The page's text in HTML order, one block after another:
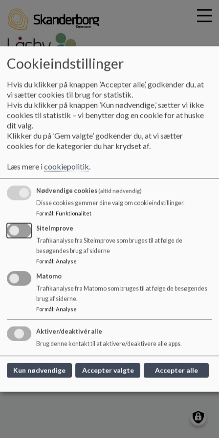
i
laasby-skole
Kontakt Skolebestyrelsen
Om arbejdet i
skolebestyrelsen
Om arbejdet i skolebestyrelsen
Præsentation fra skolebestyrelsen 2019-2020 kan ses i PDF
Dokumenter
Præsentation fra skolebestyrelsen 2019-2020.pdf
Låsby Skole
Skolevej 10, 8670 Låsby
laasbyskole@skanderborg.dk
+45 87942750
5798005707301
Sitemap
Cookie politik
Cookieindstillinger
Hvis du klikker på knappen ’Accepter alle’, godkender du, at
vi sætter cookies til brug for statistik.
Hvis du klikker på knappen ’Kun nødvendige,’ sætter vi ikke
cookies til statistik – vi benytter dog en cookie for at huske
dit valg.
Klikker du på ’Gem valgte’ godkender du, at vi sætter
cookies for de kategorier du har krydset af.
Læs mere icookiepolitik.
Nødvendige cookies(altid nødvendig)
Disse cookies gemmer dine valg om cookieindstillinger.
Formål: Funktionalitet
SiteImprove
Trafikanalyse fra Siteimprove som bruges til at følge de
besøgendes brug af siderne
Formål: Analyse
Matomo
Trafikanalyse fra Matomo som bruges til at følge de besøgendes
brug af siderne.
Formål: Analyse
Aktiver/deaktivér alle
Brug denne kontakt til at aktivere/deaktivere alle apps.
Kun nødvendige Accepter valgte Accepter alle